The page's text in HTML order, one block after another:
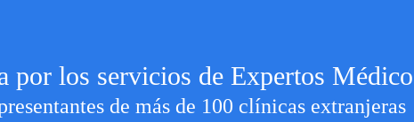
por los servicios de Expertos
de más de 100 clínicas extranjeras